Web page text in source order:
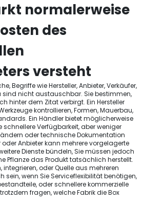
normalerweise
des
versteht
Begriffe wie Hersteller, Anbieter, Verkäufer,
sind nicht austauschbar. Sie bestimmen,
hinter dem Zitat verbirgt. Ein Hersteller
kontrollieren, Formen, Mauerbau,
Ein Händler bietet möglicherweise
Verfügbarkeit, aber weniger
oder technische Dokumentation
oder Anbieter kann mehrere vorgelagerte
Dienste bündeln, Sie müssen jedoch
Pflanze das Produkt tatsächlich herstellt.
integrieren, oder Quelle aus mehreren
sein, wenn Sie Serviceflexibilität benötigen,
oder schnellere kommerzielle
fragen, welche Fabrik die Box